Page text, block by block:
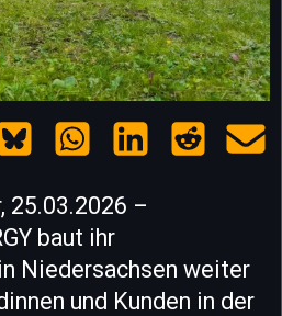
25.03.2026 –
baut ihr
Niedersachsen weiter
und Kunden in der